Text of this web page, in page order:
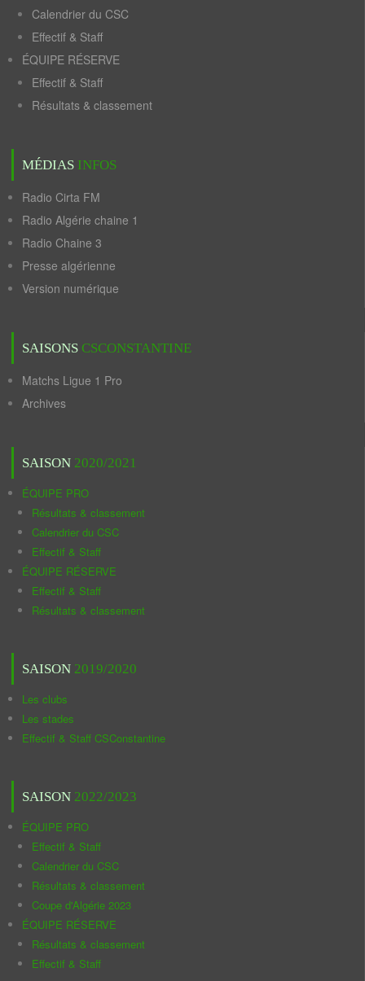
Calendrier du CSC
Effectif & Staff
ÉQUIPE RÉSERVE
Effectif & Staff
Résultats & classement
MÉDIAS INFOS
Radio Cirta FM
Radio Algérie chaine 1
Radio Chaine 3
Presse algérienne
Version numérique
SAISONS CSCONSTANTINE
Matchs Ligue 1 Pro
Archives
SAISON 2020/2021
ÉQUIPE PRO
Résultats & classement
Calendrier du CSC
Effectif & Staff
ÉQUIPE RÉSERVE
Effectif & Staff
Résultats & classement
SAISON 2019/2020
Les clubs
Les stades
Effectif & Staff CSConstantine
SAISON 2022/2023
ÉQUIPE PRO
Effectif & Staff
Calendrier du CSC
Résultats & classement
Coupe d'Algérie 2023
ÉQUIPE RÉSERVE
Résultats & classement
Effectif & Staff